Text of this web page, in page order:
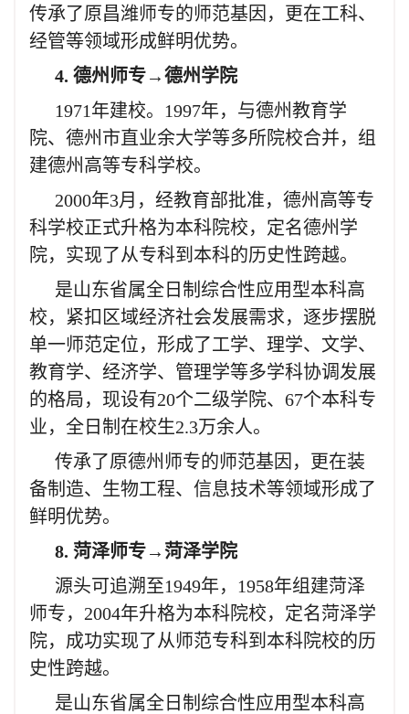
传承了原昌潍师专的师范基因，更在工科、
经管等领域形成鲜明优势。
4. 德州师专→德州学院
1971年建校。1997年，与德州教育学
院、德州市直业余大学等多所院校合并，组
建德州高等专科学校。
2000年3月，经教育部批准，德州高等专
科学校正式升格为本科院校，定名德州学
院，实现了从专科到本科的历史性跨越。
是山东省属全日制综合性应用型本科高
校，紧扣区域经济社会发展需求，逐步摆脱
单一师范定位，形成了工学、理学、文学、
教育学、经济学、管理学等多学科协调发展
的格局，现设有20个二级学院、67个本科专
业，全日制在校生2.3万余人。
传承了原德州师专的师范基因，更在装
备制造、生物工程、信息技术等领域形成了
鲜明优势。
8. 菏泽师专→菏泽学院
源头可追溯至1949年，1958年组建菏泽
师专，2004年升格为本科院校，定名菏泽学
院，成功实现了从师范专科到本科院校的历
史性跨越。
是山东省属全日制综合性应用型本科高